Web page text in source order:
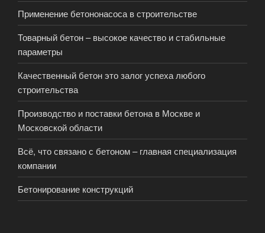
Применение бетононасоса в строительстве
Товарный бетон – высокое качество и стабильные
параметры
Качественный бетон это залог успеха любого
строительства
Производство и поставки бетона в Москве и
Московской области
Всё, что связано с бетоном – главная специализация
компании
Бетонирование конструкций